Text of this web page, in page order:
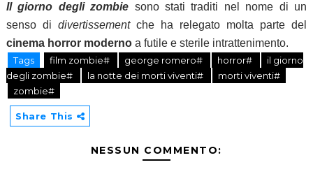
Il giorno degli zombie sono stati traditi nel nome di un
senso di divertissement che ha relegato molta parte del
cinema horror modernoa futile e sterile intrattenimento.
Tags film zombie# george romero# horror#
il giorno
degli zombie#
la notte dei morti viventi#
morti viventi#
zombie#
Share This
NESSUN COMMENTO: